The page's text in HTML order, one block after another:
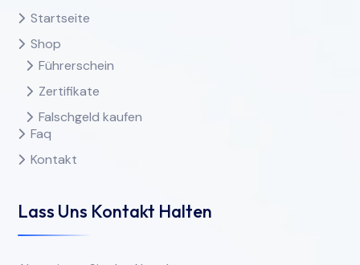
Startseite
Shop
Führerschein
Zertifikate
Falschgeld kaufen
Faq
Kontakt
Lass Uns Kontakt Halten